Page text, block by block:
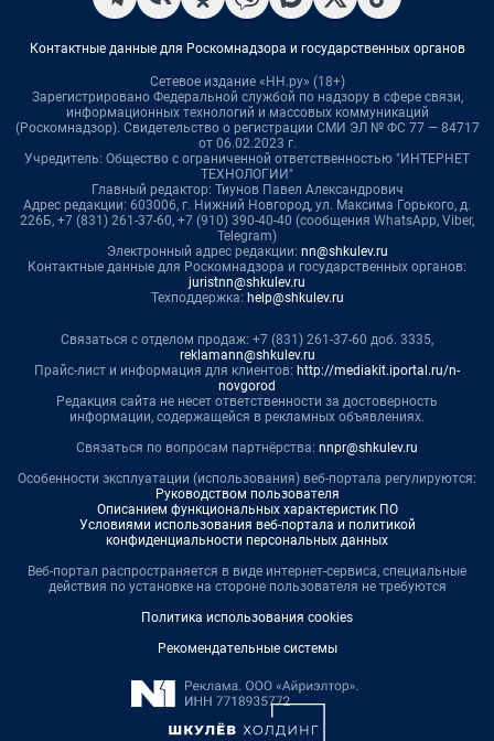
Контактные данные для Роскомнадзора и государственных органов
Сетевое издание «НН.ру» (18+)
Зарегистрировано Федеральной службой по надзору в сфере связи,
информационных технологий и массовых коммуникаций
(Роскомнадзор). Свидетельство о регистрации СМИ ЭЛ № ФС 77 — 84717
от 06.02.2023 г.
Учредитель: Общество с ограниченной ответственностью "ИНТЕРНЕТ
ТЕХНОЛОГИИ"
Главный редактор: Тиунов Павел Александрович
Адрес редакции: 603006, г. Нижний Новгород, ул. Максима Горького, д.
226Б, +7 (831) 261-37-60, +7 (910) 390-40-40 (сообщения WhatsApp, Viber,
Telegram)
Электронный адрес редакции: nn@shkulev.ru
Контактные данные для Роскомнадзора и государственных органов:
juristnn@shkulev.ru
Техподдержка: help@shkulev.ru
Связаться с отделом продаж: +7 (831) 261-37-60 доб. 3335,
reklamann@shkulev.ru
Прайс-лист и информация для клиентов: http://mediakit.iportal.ru/n-
novgorod
Редакция сайта не несет ответственности за достоверность
информации, содержащейся в рекламных объявлениях.
Связаться по вопросам партнёрства: nnpr@shkulev.ru
Особенности эксплуатации (использования) веб-портала регулируются:
Руководством пользователя
Описанием функциональных характеристик ПО
Условиями использования веб-портала и политикой
конфиденциальности персональных данных
Веб-портал распространяется в виде интернет-сервиса, специальные
действия по установке на стороне пользователя не требуются
Политика использования cookies
Рекомендательные системы